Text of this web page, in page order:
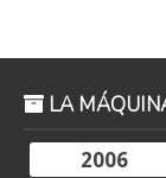
LA
2006